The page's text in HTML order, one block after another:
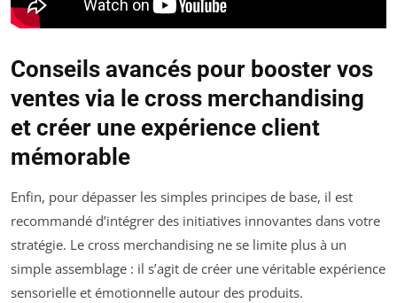
Conseils avancés pour booster vos
ventes via le cross merchandising
et créer une expérience client
mémorable
Enfin, pour dépasser les simples principes de base, il est
recommandé d’intégrer des initiatives innovantes dans votre
stratégie. Le cross merchandising ne se limite plus à un
simple assemblage : il s’agit de créer une véritable expérience
sensorielle et émotionnelle autour des produits.